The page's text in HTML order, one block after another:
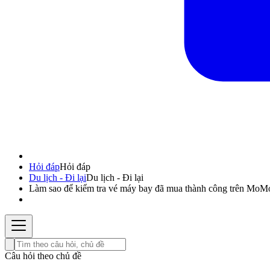
Hỏi đápHỏi đáp
Du lịch - Đi lạiDu lịch - Đi lại
Làm sao để kiểm tra vé máy bay đã mua thành công trên
Câu hỏi theo chủ đề